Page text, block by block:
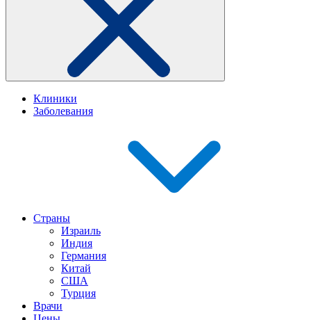
Клиники
Заболевания
Страны
Израиль
Индия
Германия
Китай
США
Турция
Врачи